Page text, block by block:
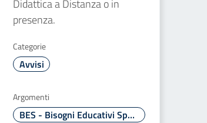
Didattica a Distanza o in
presenza.
Categorie
Avvisi
Argomenti
BES - Bisogni Educativi Speciali